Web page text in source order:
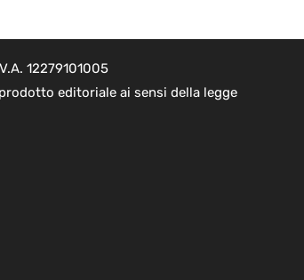
12279101005
editoriale ai sensi della legge